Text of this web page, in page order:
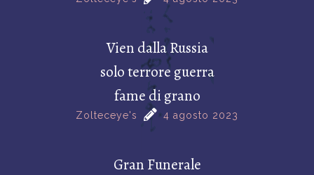
Vien dalla Russia
solo terrore guerra
fame di grano
Zolteceye's 4 agosto 2023
Gran Funerale